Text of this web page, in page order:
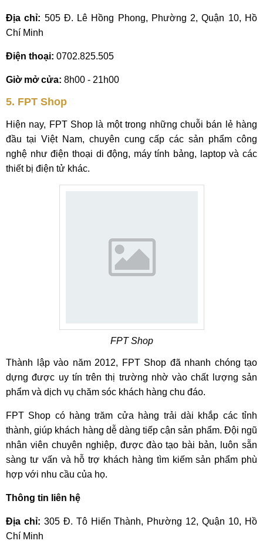
Địa chỉ: 505 Đ. Lê Hồng Phong, Phường 2, Quận 10, Hồ
Chí Minh
Điện thoại: 0702.825.505
Giờ mở cửa: 8h00 - 21h00
5. FPT Shop
Hiện nay, FPT Shop là một trong những chuỗi bán lẻ hàng
đầu tại Việt Nam, chuyên cung cấp các sản phẩm công
nghệ như điện thoại di động, máy tính bảng, laptop và các
thiết bị điện tử khác.
FPT Shop
Thành lập vào năm 2012, FPT Shop đã nhanh chóng tạo
dựng được uy tín trên thị trường nhờ vào chất lượng sản
phẩm và dịch vụ chăm sóc khách hàng chu đáo.
FPT Shop có hàng trăm cửa hàng trải dài khắp các tỉnh
thành, giúp khách hàng dễ dàng tiếp cận sản phẩm. Đội ngũ
nhân viên chuyên nghiệp, được đào tạo bài bản, luôn sẵn
sàng tư vấn và hỗ trợ khách hàng tìm kiếm sản phẩm phù
hợp với nhu cầu của họ.
Thông tin liên hệ
Địa chỉ: 305 Đ. Tô Hiến Thành, Phường 12, Quận 10, Hồ
Chí Minh